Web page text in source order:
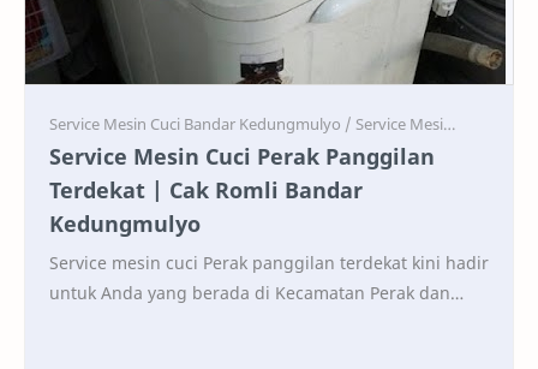
Service Service
Service Mesin Cuci Perak Panggilan
Terdekat | Cak Romli Bandar
Kedungmulyo
Service mesin cuci Perak panggilan terdekat kini hadir
untuk Anda yang berada di Kecamatan Perak dan